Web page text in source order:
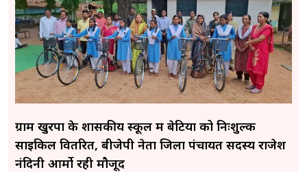
ग्राम खुरपा के शासकीय स्कूल में बेटियों को निःशुल्क
साइकिल वितरित, बीजेपी नेता जिला पंचायत सदस्य राजेश
नंदिनी आर्मो रही मौजूद